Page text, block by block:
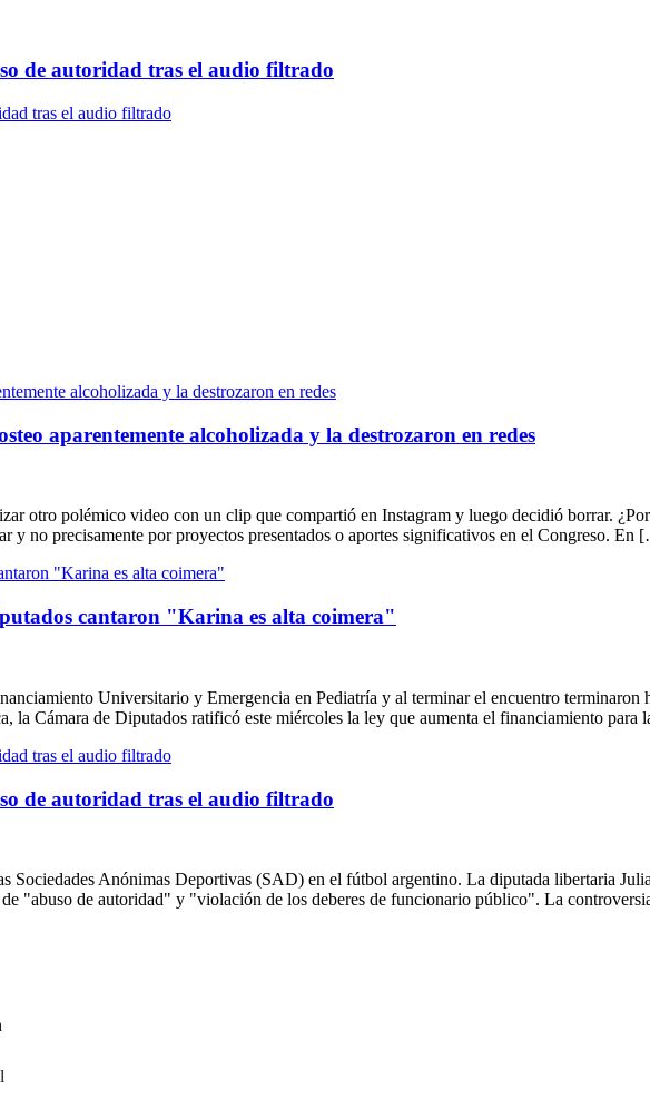
de autoridad tras el audio filtrado
aparentemente alcoholizada y la destrozaron en redes
otro polémico video con un clip que compartió en Instagram y luego decidió borrar.
y no precisamente por proyectos presentados o aportes significativos en el Congreso. En
cantaron "Karina es alta coimera"
Universitario y Emergencia en Pediatría y al terminar el encuentro terminaron
la Cámara de Diputados ratificó este miércoles la ley que aumenta el financiamiento
de autoridad tras el audio filtrado
Sociedades Anónimas Deportivas (SAD) en el fútbol argentino. La diputada libertaria
"abuso de autoridad" y "violación de los deberes de funcionario público". La